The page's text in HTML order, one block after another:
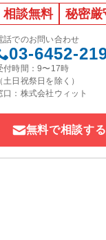
相談無料 秘密厳
話でのお問い合わせ
03-6452-
付時間：9〜17時
（土日祝祭日を除く）
口：株式会社ウィット
無料で相談する